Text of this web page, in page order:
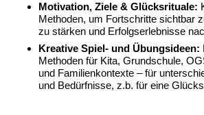
Motivation, Ziele & Glücksrituale:
Methoden, um Fortschritte sichtbar
zu stärken und Erfolgserlebnisse
Kreative Spiel- und Übungsideen:
Methoden für Kita, Grundschule,
und Familienkontexte – für
und Bedürfnisse, z.b. für eine